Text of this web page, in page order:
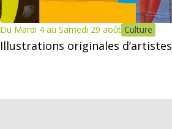
Du Mardi 4 au Samedi 29 août Culture
Illustrations originales d’artistes